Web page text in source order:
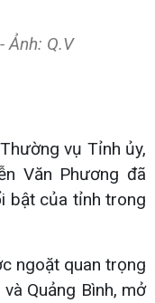
Ảnh: Q.V
vụ Tỉnh ủy,
Văn Phương đã
bật của tỉnh trong
ngoặt quan trọng
Quảng Bình, mở